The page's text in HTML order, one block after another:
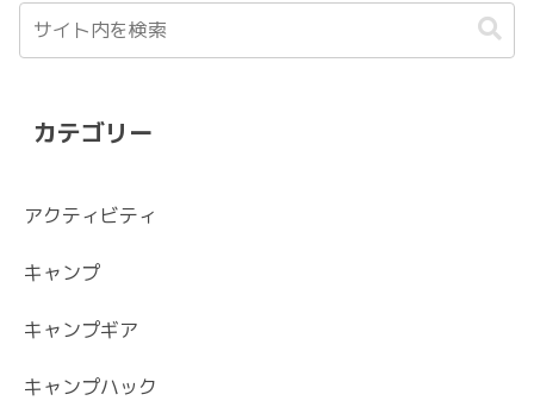
カテゴリー
アクティビティ
キャンプ
キャンプギア
キャンプハック